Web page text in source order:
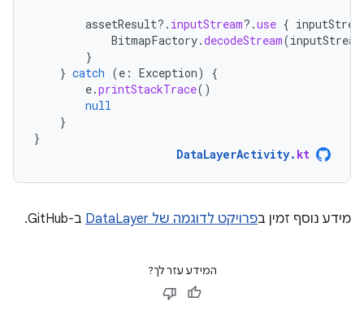
assetResult?. inputStream?.use {
BitmapFactory.decodeStream(inputStream
}
} catch (e : Exception)
{
e.printStackTrace()
null
}
}
DataLayerActivity. kt
מידע נוסף זמין בפרויקט לדוגמה של DataLayer ב-GitHub.
המידע עזר לך?